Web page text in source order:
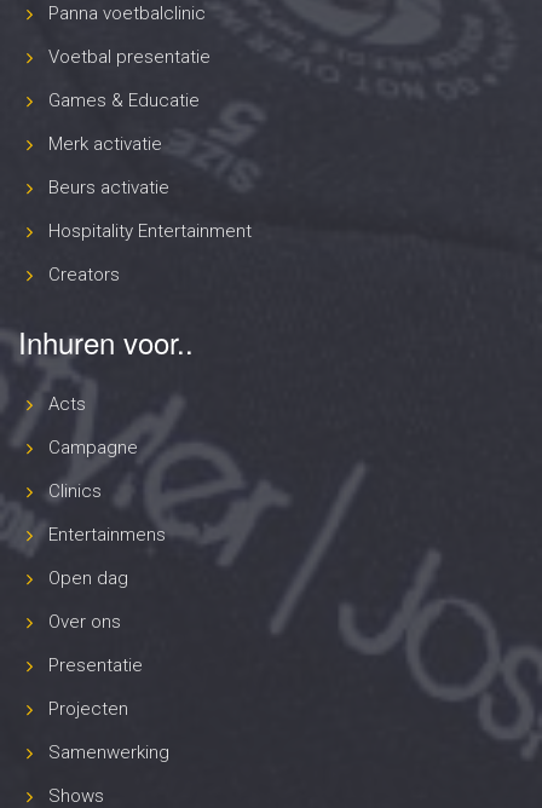
Panna voetbalclinic
Voetbal presentatie
Games & Educatie
Merk activatie
Beurs activatie
Hospitality Entertainment
Creators
Inhuren voor..
Acts
Campagne
Clinics
Entertainmens
Open dag
Over ons
Presentatie
Projecten
Samenwerking
Shows